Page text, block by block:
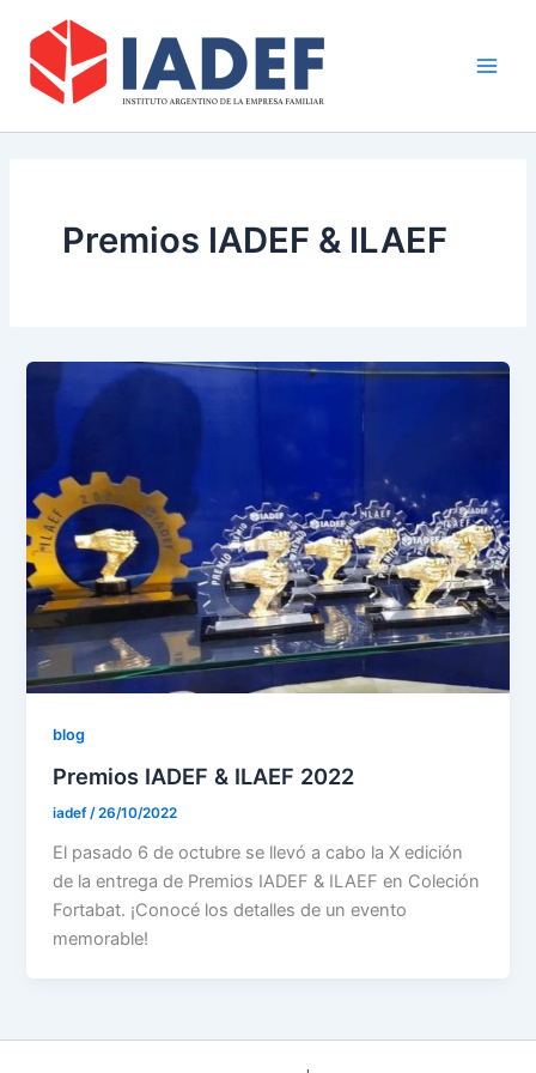
contenido
Premios IADEF & ILAEF
blog
Premios IADEF & ILAEF 2022
iadef /26/10/2022
El pasado 6 de octubre se llevó a cabo la X edición
de la entrega de Premios IADEF & ILAEF en Coleción
Fortabat. ¡Conocé los detalles de un evento
memorable!